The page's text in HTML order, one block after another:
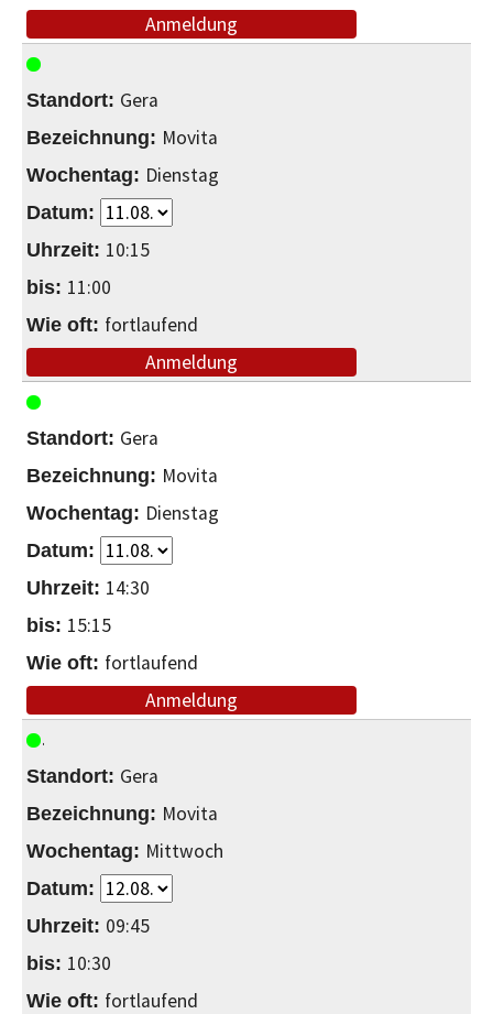
Anmeldung
Gera
Movita
Dienstag
10:15
11:00
fortlaufend
Anmeldung
Gera
Movita
Dienstag
14:30
15:15
fortlaufend
Anmeldung
Gera
Movita
Mittwoch
09:45
10:30
fortlaufend